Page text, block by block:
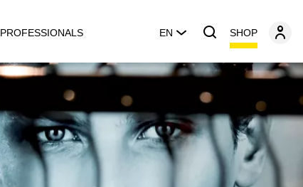
PROFESSIONALS EN SHOP